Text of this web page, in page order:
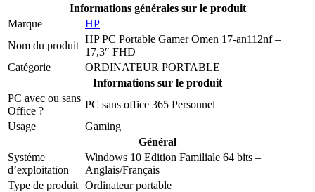
Informations générales sur le produit
Marque
HP
Nom du produit
HP PC Portable Gamer Omen 17-an112nf –
17,3″ FHD –
Catégorie
ORDINATEUR PORTABLE
Informations sur le produit
PC avec ou sans
Office ?
PC sans office 365 Personnel
Usage
Gaming
Général
Système
d’exploitation
Windows 10 Edition Familiale 64 bits –
Anglais/Français
Type de produit Ordinateur portable